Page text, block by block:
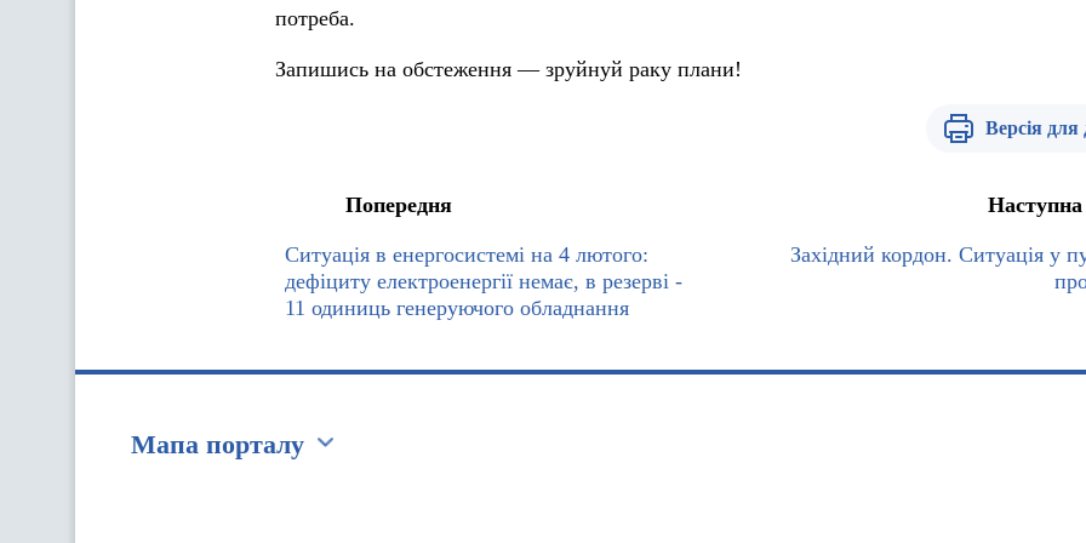
потреба.
Запишись на обстеження — зруйнуй раку плани!
Версія для
Попередня
Ситуація в енергосистемі на 4 лютого:
дефіциту електроенергії немає, в резерві -
11 одиниць генеруючого обладнання
Наступна
Західний кордон. Ситуація у
Мапа порталу